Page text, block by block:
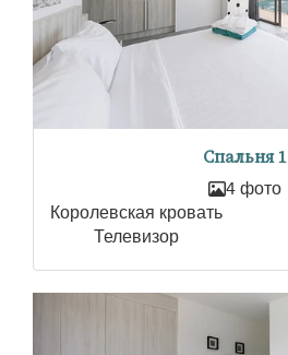
Спальня 1
4 фото
Королевская кровать
Телевизор